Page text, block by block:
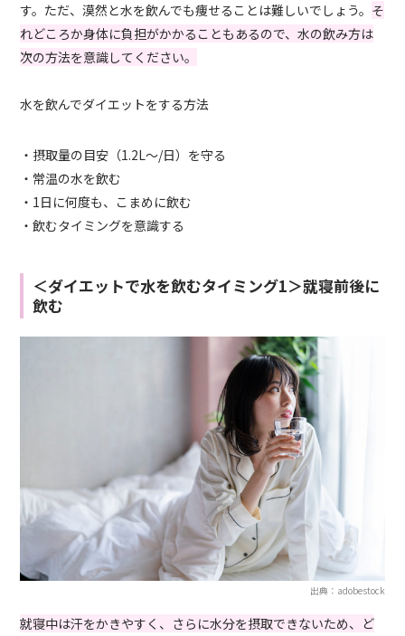
す。ただ、漠然と水を飲んでも痩せることは難しいでしょう。 そ
れどころか身体に負担がかかることもあるので、水の飲み方は
次の方法を意識してください。
水を飲んでダイエットをする方法
・摂取量の目安（1.2L～/日）を守る
・常温の水を飲む
・1日に何度も、こまめに飲む
・飲むタイミングを意識する
＜ダイエットで水を飲むタイミング1＞就寝前後に
飲む
出典：adobestock
就寝中は汗をかきやすく、さらに水分を摂取できないため、ど